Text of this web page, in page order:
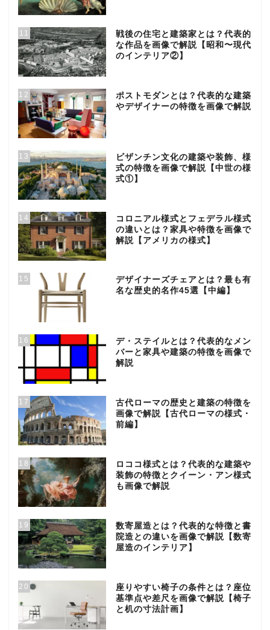
11
戦後の住宅と建築家とは？代表的
な作品を画像で解説【昭和〜現代
のインテリア②】
12
ポストモダンとは？代表的な建築
やデザイナーの特徴を画像で解説
13
ビザンチン文化の建築や装飾、様
式の特徴を画像で解説【中世の様
式①】
14
コロニアル様式とフェデラル様式
の違いとは？家具や特徴を画像で
解説【アメリカの様式】
15
デザイナーズチェアとは？最も有
名な歴史的名作45選【中編】
16
デ・ステイルとは？代表的なメン
バーと家具や建築の特徴を画像で
解説
17
古代ローマの歴史と建築の特徴を
画像で解説【古代ローマの様式・
前編】
18
ロココ様式とは？代表的な建築や
装飾の特徴とクイーン・アン様式
も画像で解説
19
数寄屋造とは？代表的な特徴と書
院造との違いを画像で解説【数寄
屋造のインテリア】
20
座りやすい椅子の条件とは？座位
基準点や差尺を画像で解説【椅子
と机の寸法計画】